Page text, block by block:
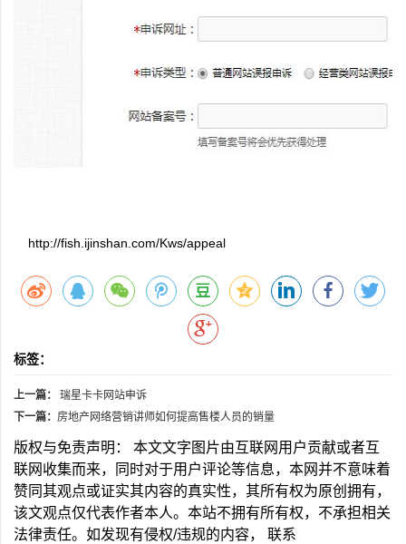
http://fish.ijinshan.com/Kws/appeal
标签：
上一篇：
瑞星卡卡网站申诉
下一篇： 房地产网络营销讲师如何提高售楼人员的销量
版权与免责声明： 本文文字图片由互联网用户贡献或者互
联网收集而来，同时对于用户评论等信息，本网并不意味着
赞同其观点或证实其内容的真实性，其所有权为原创拥有，
该文观点仅代表作者本人。本站不拥有所有权，不承担相关
法律责任。如发现有侵权/违规的内容， 联系